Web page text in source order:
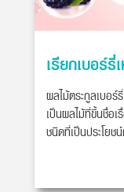
ผลไม้ตระกูลเบอ
เป็นผลไม้ที่ขึ้นชื่อ
ชนิดที่เป็นประโยช